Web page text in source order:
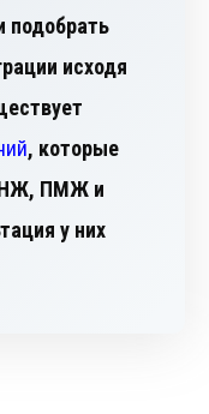
подобрать
исходя
Существует
, которые
ПМЖ и
у них